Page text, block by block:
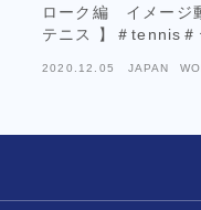
ローク編 イメージ
テニス 】＃tennis＃
2020.12.05 JAPAN